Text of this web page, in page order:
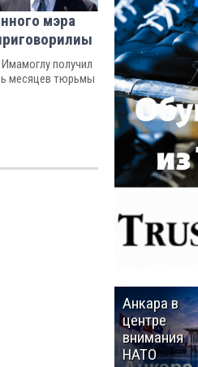
мэра
получил
месяцев тюрьмы
Анкара в
центре
внимания
НАТО